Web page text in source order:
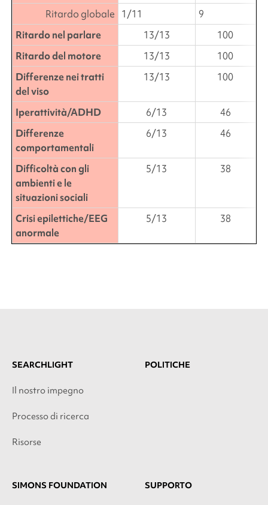
Ritardo globale 1/11
9
Ritardo nel parlare
13/13
100
Ritardo del motore
13/13
100
Differenze nei tratti
del viso
13/13 100
Iperattività/ADHD 6/13
46
Differenze
comportamentali
6/13 46
Difficoltà con gli
ambienti e le
situazioni sociali
5/13 38
Crisi epilettiche/EEG
anormale
5/13 38
SEARCHLIGHT
Il nostro impegno
Processo di ricerca
Risorse
POLITICHE
SIMONS FOUNDATION SUPPORTO